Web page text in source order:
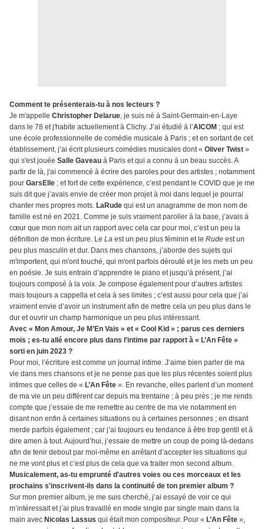
Comment te présenterais-tu à nos lecteurs ?
Je m'appelle Christopher Delarue, je suis né à Saint-Germain-en-Laye
dans le 78 et j'habite actuellement à Clichy. J’ai étudié à l’AICOM ; qui est
une école professionnelle de comédie musicale à Paris ; et en sortant de cet
établissement, j’ai écrit plusieurs comédies musicales dont « Oliver Twist »
qui s'est jouée Salle Gaveau à Paris et qui a connu à un beau succès. A
partir de là, j'ai commencé à écrire des paroles pour des artistes ; notamment
pour GarsElle ; et fort de cette expérience, c’est pendant le COVID que je me
suis dit que j’avais envie de créer mon projet à moi dans lequel je pourrai
chanter mes propres mots. LaRude qui est un anagramme de mon nom de
famille est né en 2021. Comme je suis vraiment parolier à la base, j’avais à
cœur que mon nom ait un rapport avec cela car pour moi, c’est un peu la
définition de mon écriture. Le La est un peu plus féminin et le Rude est un
peu plus masculin et dur. Dans mes chansons, j’aborde des sujets qui
m'importent, qui m'ont touché, qui m'ont parfois dérouté et je les mets un peu
en poésie. Je suis entrain d’apprendre le piano et jusqu’à présent, j’ai
toujours composé à la voix. Je compose également pour d’autres artistes
mais toujours a cappella et cela à ses limites ; c’est aussi pour cela que j’ai
vraiment envie d’avoir un instrument afin de mettre cela un peu plus dans le
dur et ouvrir un champ harmonique un peu plus intéressant.
Avec « Mon Amour, Je M’En Vais » et « Cool Kid » ; parus ces derniers
mois ; es-tu allé encore plus dans l’intime par rapport à « L’An Fête »
sorti en juin 2023 ?
Pour moi, l’écriture est comme un journal intime. J’aime bien parler de ma
vie dans mes chansons et je ne pense pas que les plus récentes soient plus
intimes que celles de « L’An Fête ». En revanche, elles parlent d’un moment
de ma vie un peu différent car depuis ma trentaine ; à peu près ; je me rends
compte que j’essaie de me remettre au centre de ma vie notamment en
disant non enfin à certaines situations ou à certaines personnes ; en disant
merde parfois également ; car j’ai toujours eu tendance à être trop gentil et à
dire amen à tout. Aujourd’hui, j’essaie de mettre un coup de poing là-dedans
afin de tenir debout par moi-même en arrêtant d’accepter les situations qui
ne me vont plus et c’est plus de cela que va traiter mon second album.
Musicalement, as-tu emprunté d'autres voies ou ces morceaux et les
prochains s'inscrivent-ils dans la continuité de ton premier album ?
Sur mon premier album, je me suis cherché, j’ai essayé de voir ce qui
m’intéressait et j’ai plus travaillé en mode single par single main dans la
main avec Nicolas Lassus qui était mon compositeur. Pour « L’An Fête »,